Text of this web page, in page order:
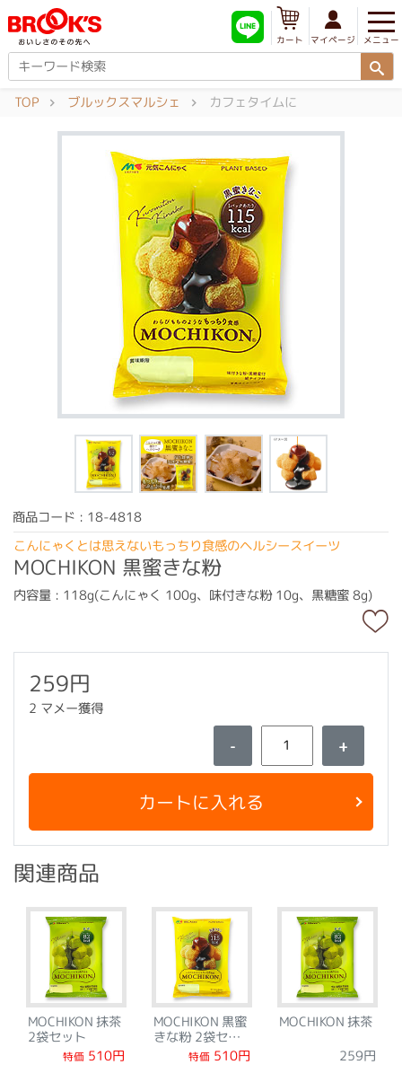
メニュー
マイページ
カート
TOP ブルックスマルシェ カフェタイムに
商品コード : 18-4818
こんにゃくとは思えないもっちり食感のヘルシースイーツ
MOCHIKON 黒蜜きな粉
内容量 : 118g(こんにゃく 100g、味付きな粉 10g、黒糖蜜 8g)
259円
2 マメー獲得
- +
カートに入れる
関連商品
MOCHIKON 抹茶
2袋セット
特価 510円
MOCHIKON 黒蜜
きな粉 2袋セッ
特価 510円
MOCHIKON 抹茶
259円